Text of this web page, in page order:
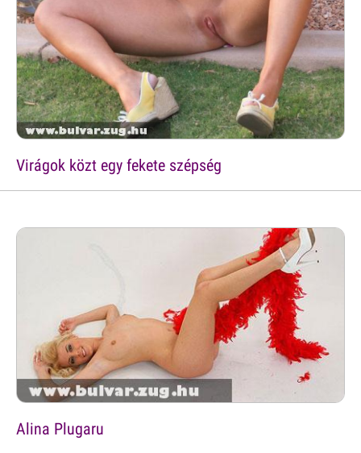
Virágok közt egy fekete szépség
Alina Plugaru